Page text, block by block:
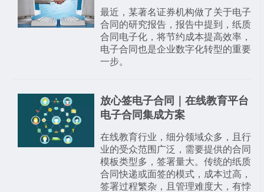
最近，某著名证券机构做了关于电子
合同的研究报告，报告中提到，纸质
合同电子化，将节约成本提高效率，
电子合同也是企业数字化转型的重要
一步。
放心签电子合同｜在线教育平台
电子合同集成方案
在线教育行业，细分领域众多，且行
业的受众范围广泛，需要提供的合同
模板类型多，签署量大。传统的纸质
合同快递或面签的模式，成本过高，
签署过程繁杂，且管理难度大，有悖